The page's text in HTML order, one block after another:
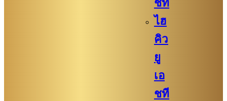
ชที
ไฮ
คิว
ยู
เอ
ชที